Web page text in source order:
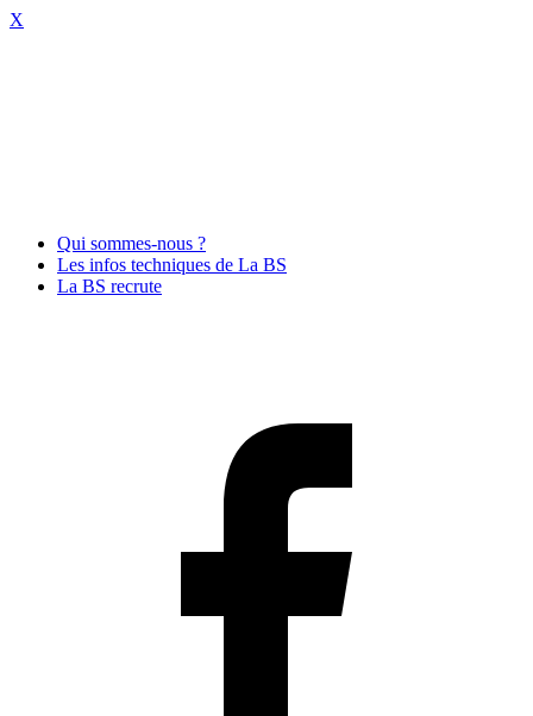
X
Qui sommes-nous ?
Les infos techniques de La BS
La BS recrute